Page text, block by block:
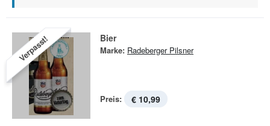
Verpasst! Bier
Marke: Radeberger Pilsner
Preis: € 10,99